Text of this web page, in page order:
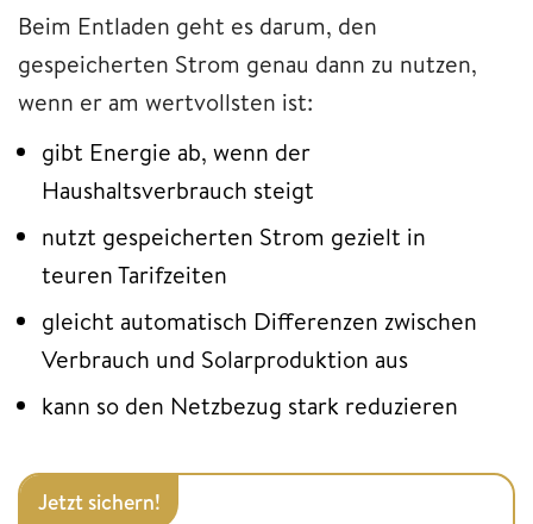
Beim Entladen geht es darum, den
gespeicherten Strom genau dann zu nutzen,
wenn er am wertvollsten ist:
gibt Energie ab, wenn der
Haushaltsverbrauch steigt
nutzt gespeicherten Strom gezielt in
teuren Tarifzeiten
gleicht automatisch Differenzen zwischen
Verbrauch und Solarproduktion aus
kann so den Netzbezug stark reduzieren
Jetzt sichern!